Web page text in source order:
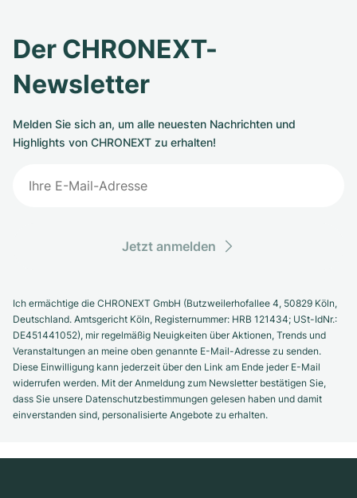
Der CHRONEXT-
Newsletter
Melden Sie sich an, um alle neuesten Nachrichten und
Highlights von CHRONEXT zu erhalten!
Jetzt anmelden
Ich ermächtige die CHRONEXT GmbH (Butzweilerhofallee 4, 50829 Köln,
Deutschland. Amtsgericht Köln, Registernummer: HRB 121434; USt-IdNr.:
DE451441052), mir regelmäßig Neuigkeiten über Aktionen, Trends und
Veranstaltungen an meine oben genannte E-Mail-Adresse zu senden.
Diese Einwilligung kann jederzeit über den Link am Ende jeder E-Mail
widerrufen werden. Mit der Anmeldung zum Newsletter bestätigen Sie,
dass Sie unsere Datenschutzbestimmungen gelesen haben und damit
einverstanden sind, personalisierte Angebote zu erhalten.